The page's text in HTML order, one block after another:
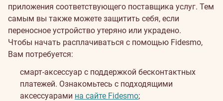
приложения соответствующего поставщика услуг. Тем
самым вы также можете защитить себя, если
переносное устройство утеряно или украдено.
Чтобы начать расплачиваться с помощью Fidesmo,
Вам потребуется:
смарт-аксессуар с поддержкой бесконтактных
платежей. Ознакомьтесь с подходящими
аксессуарами на сайте Fidesmo;